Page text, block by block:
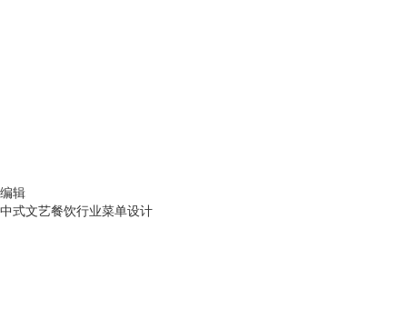
编辑
中式文艺餐饮行业菜单设计